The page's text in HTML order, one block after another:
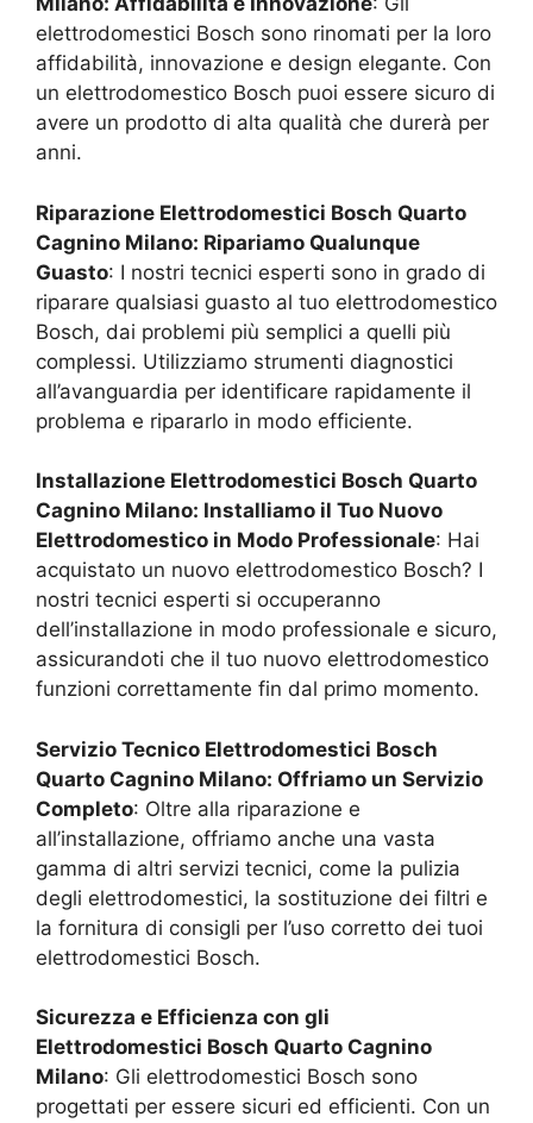
elettrodomestici Bosch sono rinomati per la loro
affidabilità, innovazione e design elegante. Con
un elettrodomestico Bosch puoi essere sicuro di
avere un prodotto di alta qualità che durerà per
anni.
Riparazione Elettrodomestici Bosch Quarto
Cagnino Milano: Ripariamo Qualunque
Guasto: I nostri tecnici esperti sono in grado di
riparare qualsiasi guasto al tuo elettrodomestico
Bosch, dai problemi più semplici a quelli più
complessi. Utilizziamo strumenti diagnostici
all’avanguardia per identificare rapidamente il
problema e ripararlo in modo efficiente.
Installazione Elettrodomestici Bosch Quarto
Cagnino Milano: Installiamo il Tuo Nuovo
Elettrodomestico in Modo Professionale: Hai
acquistato un nuovo elettrodomestico Bosch? I
nostri tecnici esperti si occuperanno
dell’installazione in modo professionale e sicuro,
assicurandoti che il tuo nuovo elettrodomestico
funzioni correttamente fin dal primo momento.
Servizio Tecnico Elettrodomestici Bosch
Quarto Cagnino Milano: Offriamo un Servizio
Completo: Oltre alla riparazione e
all’installazione, offriamo anche una vasta
gamma di altri servizi tecnici, come la pulizia
degli elettrodomestici, la sostituzione dei filtri e
la fornitura di consigli per l’uso corretto dei tuoi
elettrodomestici Bosch.
Sicurezza e Efficienza con gli
Elettrodomestici Bosch Quarto Cagnino
Milano: Gli elettrodomestici Bosch sono
progettati per essere sicuri ed efficienti. Con un